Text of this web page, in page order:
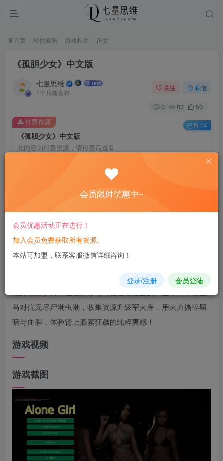
首页 软件源码 游戏相关 正文
《孤胆少女》中文版
七量思维
1个月前发布
关注 私信
0 63 50
《孤胆少女》中文版
此内容为付费资源，请付费后查看
6.6
您当前未登录！建议登陆后购买，可保存购买订单
付费资源 已售 14
马对抗无尽尸潮虫潮，收集资源升级军火库，用火力撕碎黑
暗与血腥，体验肾上腺素狂飙的纯粹爽感！
游戏视频
游戏截图
会员限时优惠中~
会员优惠活动正在进行！
加入会员免费获取所有资源。
本站可加盟，联系客服微信详细咨询！
登录/注册 会员登陆